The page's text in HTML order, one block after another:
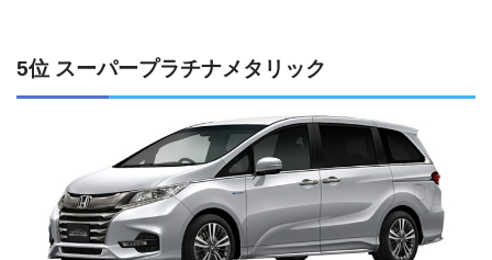
5位 スーパープラチナメタリック